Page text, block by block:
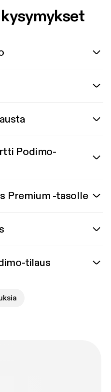
Podimo-
Premium -tasolle
tilaus